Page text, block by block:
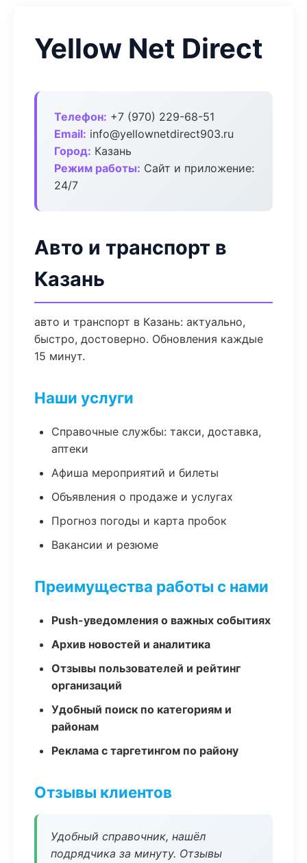
Yellow Net Direct
Телефон: +7 (970) 229-68-51
Email: info@yellownetdirect903.ru
Город: Казань
Режим работы: Сайт и приложение:
24/7
Авто и транспорт в
Казань
авто и транспорт в Казань: актуально,
быстро, достоверно. Обновления каждые
15 минут.
Наши услуги
Справочные службы: такси, доставка,
аптеки
Афиша мероприятий и билеты
Объявления о продаже и услугах
Прогноз погоды и карта пробок
Вакансии и резюме
Преимущества работы с нами
Push-уведомления о важных событиях
Архив новостей и аналитика
Отзывы пользователей и рейтинг
организаций
Удобный поиск по категориям и
районам
Реклама с таргетингом по району
Отзывы клиентов
Удобный справочник, нашёл
подрядчика за минуту. Отзывы